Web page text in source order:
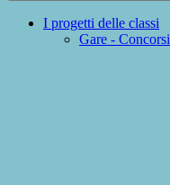
I progetti delle classi
Gare - Concorsi